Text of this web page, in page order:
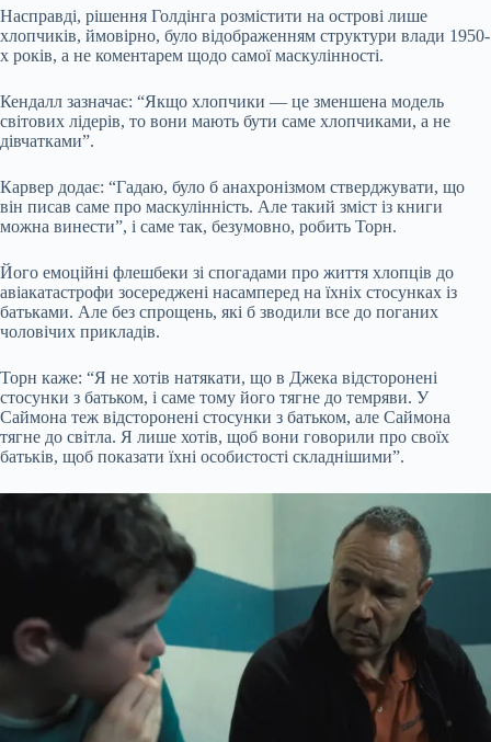
Насправді, рішення Голдінга розмістити на острові лише
хлопчиків, ймовірно, було відображенням структури влади 1950-
х років, а не коментарем щодо самої маскулінності.
Кендалл зазначає: “Якщо хлопчики — це зменшена модель
світових лідерів, то вони мають бути саме хлопчиками, а не
дівчатками”.
Карвер додає: “Гадаю, було б анахронізмом стверджувати, що
він писав саме про маскулінність. Але такий зміст із книги
можна винести”, і саме так, безумовно, робить Торн.
Його емоційні флешбеки зі спогадами про життя хлопців до
авіакатастрофи зосереджені насамперед на їхніх стосунках із
батьками. Але без спрощень, які б зводили все до поганих
чоловічих прикладів.
Торн каже: “Я не хотів натякати, що в Джека відсторонені
стосунки з батьком, і саме тому його тягне до темряви. У
Саймона теж відсторонені стосунки з батьком, але Саймона
тягне до світла. Я лише хотів, щоб вони говорили про своїх
батьків, щоб показати їхні особистості складнішими”.